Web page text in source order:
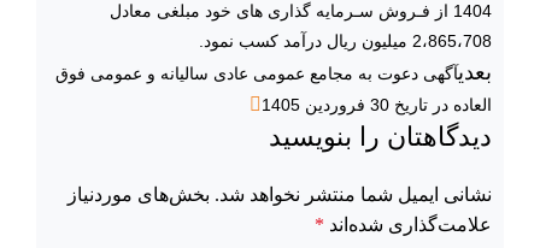
1404 از فـروش سـرمایه گذاری های خود مبلغی معادل
2،865،708 میلیون ریال درآمد کسب نمود.
بعدیآگهی دعوت به مجامع عمومی عادی سالیانه و عمومی فوق
العاده در تاریخ 30 فروردین 1405
دیدگاهتان را بنویسید
نشانی ایمیل شما منتشر نخواهد شد. بخش‌های موردنیاز
علامت‌گذاری شده‌اند *